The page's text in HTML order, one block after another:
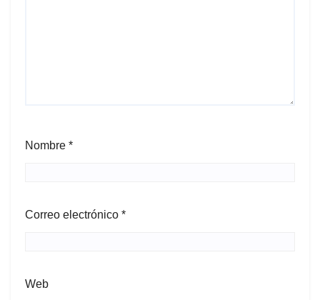
Nombre *
Correo electrónico *
Web